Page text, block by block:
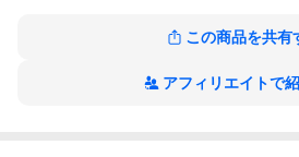
この商品を共有
アフィリエイトで